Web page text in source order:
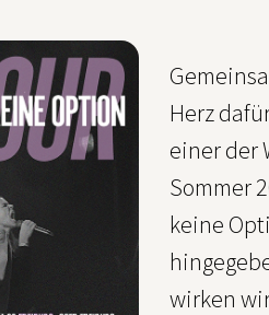
Herz
einer der
Sommer
keine
wirken